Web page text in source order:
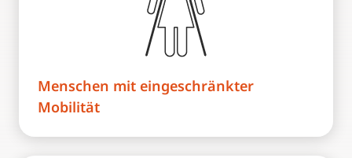
Menschen mit eingeschränkter
Mobilität